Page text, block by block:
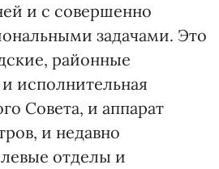
и с совершенно
задачами. Это
районные
исполнительная
Совета, и аппарат
и недавно
отделы и